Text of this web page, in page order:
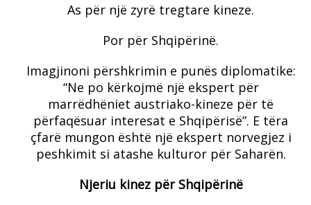
As për një zyrë tregtare kineze.
Por për Shqipërinë.
Imagjinoni përshkrimin e punës diplomatike:
“Ne po kërkojmë një ekspert për
marrëdhëniet austriako-kineze për të
përfaqësuar interesat e Shqipërisë”. E tëra
çfarë mungon është një ekspert norvegjez i
peshkimit si atashe kulturor për Saharën.
Njeriu kinez për Shqipërinë